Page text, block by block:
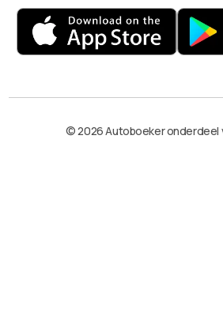
© 2026 Autoboeker onderdeel